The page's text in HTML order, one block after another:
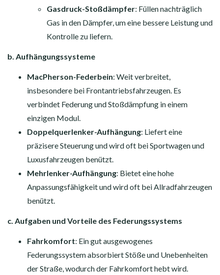
Gasdruck-Stoßdämpfer: Füllen nachträglich
Gas in den Dämpfer, um eine bessere Leistung und
Kontrolle zu liefern.
b. Aufhängungssysteme
MacPherson-Federbein: Weit verbreitet,
insbesondere bei Frontantriebsfahrzeugen. Es
verbindet Federung und Stoßdämpfung in einem
einzigen Modul.
Doppelquerlenker-Aufhängung: Liefert eine
präzisere Steuerung und wird oft bei Sportwagen und
Luxusfahrzeugen benützt.
Mehrlenker-Aufhängung: Bietet eine hohe
Anpassungsfähigkeit und wird oft bei Allradfahrzeugen
benützt.
c. Aufgaben und Vorteile des Federungssystems
Fahrkomfort: Ein gut ausgewogenes
Federungssystem absorbiert Stöße und Unebenheiten
der Straße, wodurch der Fahrkomfort hebt wird.